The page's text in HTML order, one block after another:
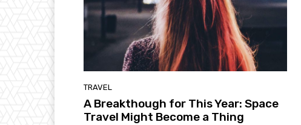
TRAVEL
A Breakthough for This Year: Space
Travel Might Become a Thing